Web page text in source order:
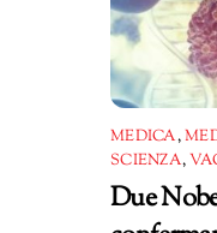
MEDICA,
SCIENZA,
Due